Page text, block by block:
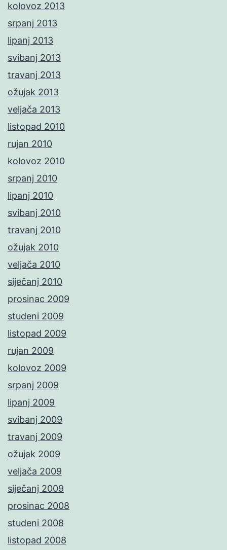
kolovoz 2013
srpanj 2013
lipanj 2013
svibanj 2013
travanj 2013
ožujak 2013
veljača 2013
listopad 2010
rujan 2010
kolovoz 2010
srpanj 2010
lipanj 2010
svibanj 2010
travanj 2010
ožujak 2010
veljača 2010
siječanj 2010
prosinac 2009
studeni 2009
listopad 2009
rujan 2009
kolovoz 2009
srpanj 2009
lipanj 2009
svibanj 2009
travanj 2009
ožujak 2009
veljača 2009
siječanj 2009
prosinac 2008
studeni 2008
listopad 2008